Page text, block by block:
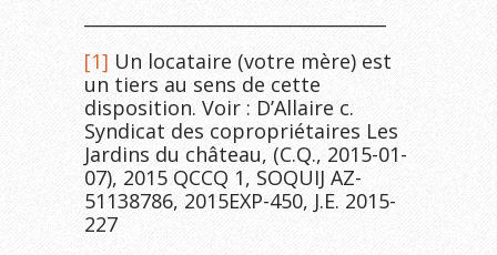
[1] Un locataire (votre mère) est
un tiers au sens de cette
disposition. Voir : D’Allaire c.
Syndicat des copropriétaires Les
Jardins du château, (C.Q., 2015-01-
07), 2015 QCCQ 1, SOQUIJ AZ-
51138786, 2015EXP-450, J.E. 2015-
227